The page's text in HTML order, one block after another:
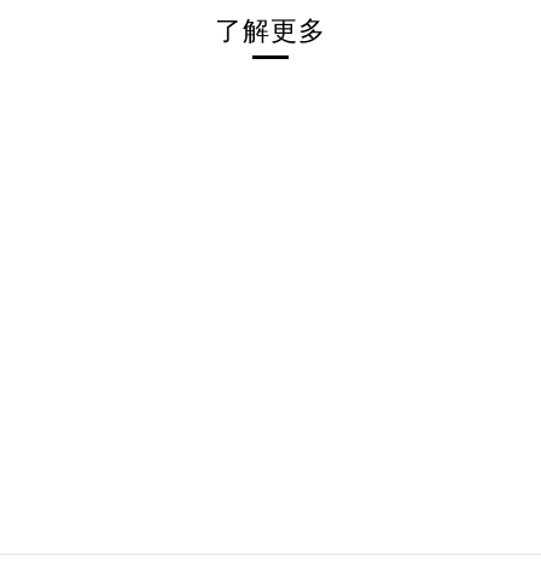
了解更多